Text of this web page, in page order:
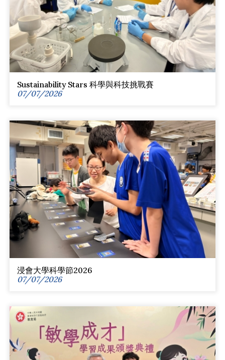
Sustainability Stars 科學與科技挑戰賽
07/07/2026
浸會大學科學節2026
07/07/2026